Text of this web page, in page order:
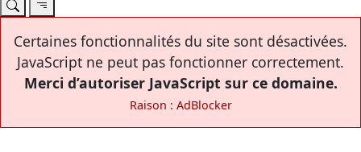
Certaines fonctionnalités du site sont désactivées.
JavaScript ne peut pas fonctionner correctement.
Merci d’autoriser JavaScript sur ce domaine.
Raison : AdBlocker